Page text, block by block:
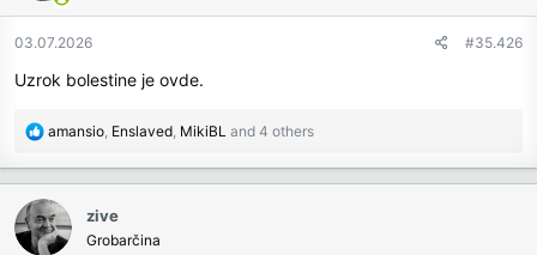
o
n
:
03.07.2026 #35.426
Uzrok bolestine je ovde.
R
c
t
i
amansio, Enslaved, MikiBL and 4 others
zive
Grobarčina